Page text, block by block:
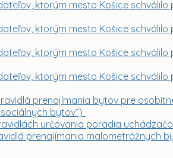
ktorým mesto Košice
ktorým mesto Košice
ktorým mesto Košice
ktorým mesto Košice
prenajímania bytov pre
bytov“)
určovania poradia
prenajímania malometrážnych